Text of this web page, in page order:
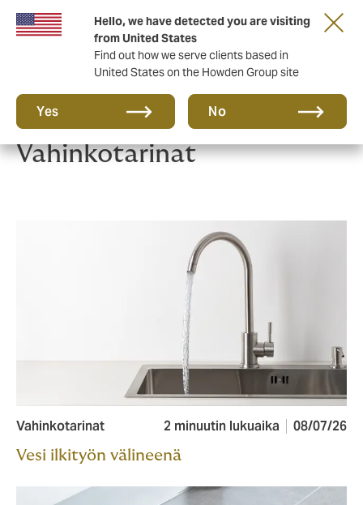
Hello, we have detected you are visiting
from United States
Find out how we serve clients based in
United States on the Howden Group site
Yes No
Tärkeää asiaa sinulle taloyhtiön hallituksen
jäsen!
Vahinkotarinat
Vahinkotarinat 2 minuutin lukuaika 08/07/26
Vesi ilkityön välineenä